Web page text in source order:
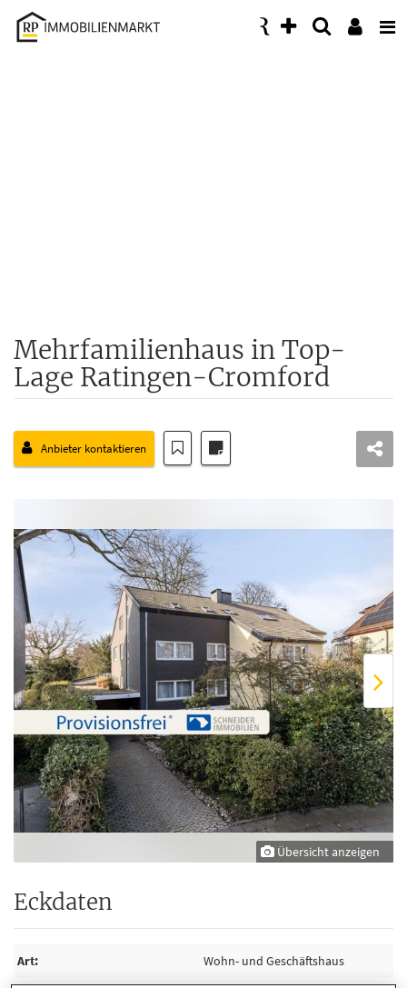
Accessibility
Modus
Mehrfamilienhaus in Top-
Lage Ratingen-Cromford
Anbieter kontaktieren
Übersicht anzeigen
Eckdaten
Art Wohn- und Geschäftshaus